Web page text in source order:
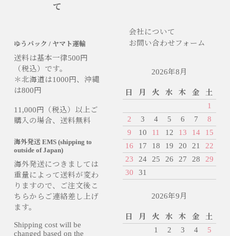
て
ゆうパック / ヤマト運輸
送料は基本一律500円
（税込）です。
＊北海道は1000円、沖縄
は800円
11,000円（税込）以上ご
購入の場合、送料無料
海外発送 EMS (shipping to
outside of Japan)
海外発送につきましては
重量によって送料が変わ
りますので、ご注文後こ
ちらからご連絡差し上げ
ます。
Shipping cost will be
changed based on the
会社について
お問い合わせフォーム
2026年8月
日 月 火 水 木 金
土
1
2
3 4 5 6 7
8
9
10 11 12 13 14
15
16
17 18 19 20 21
22
23
24 25 26 27 28
29
30
31
2026年9月
日 月 火 水 木 金
土
1
2 3 4 5